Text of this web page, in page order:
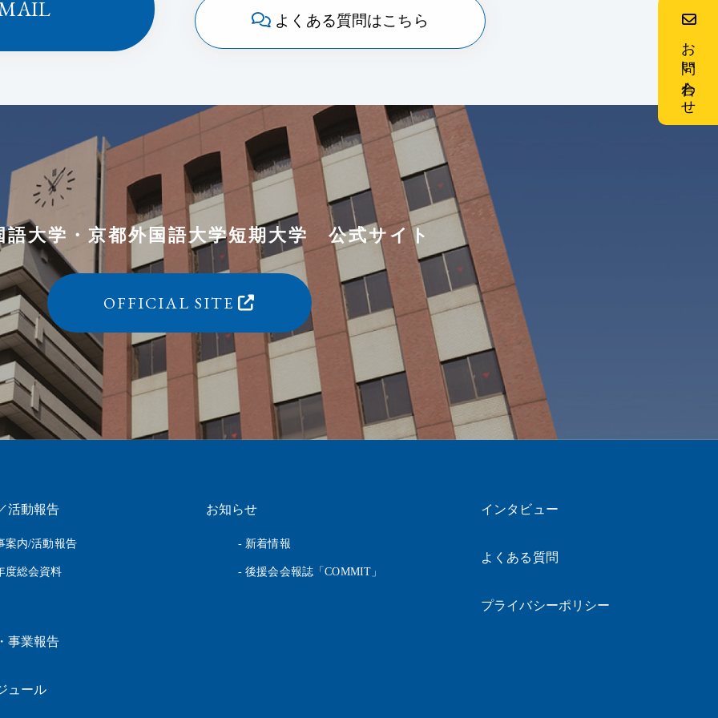
お問い合わせ
よくある質問はこちら
語大学 ・ 京都外国語大学短期大学 公式サイト
OFFICIAL SITE
活動報告
案内/活動報告
度総会資料
事業報告
ュール
お知らせ
- 新着情報
- 後援会会報誌「COMMIT」
インタビュー
よくある質問
プライバシーポリシー